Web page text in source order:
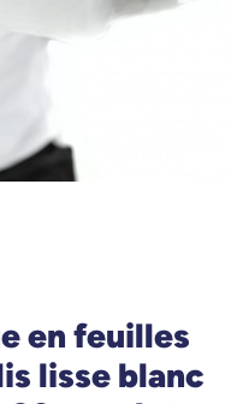
en feuilles
lisse blanc